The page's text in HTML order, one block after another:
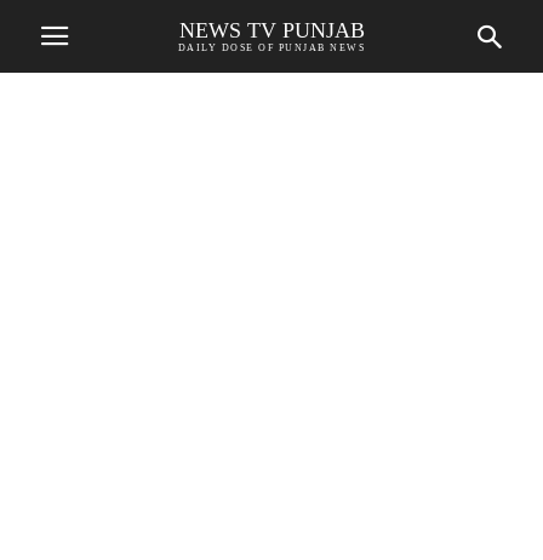
NEWS TV PUNJAB
DAILY DOSE OF PUNJAB NEWS